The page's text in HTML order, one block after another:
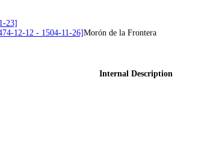
23]
12-12 - 1504-11-26]Morón de la Frontera
Internal Description